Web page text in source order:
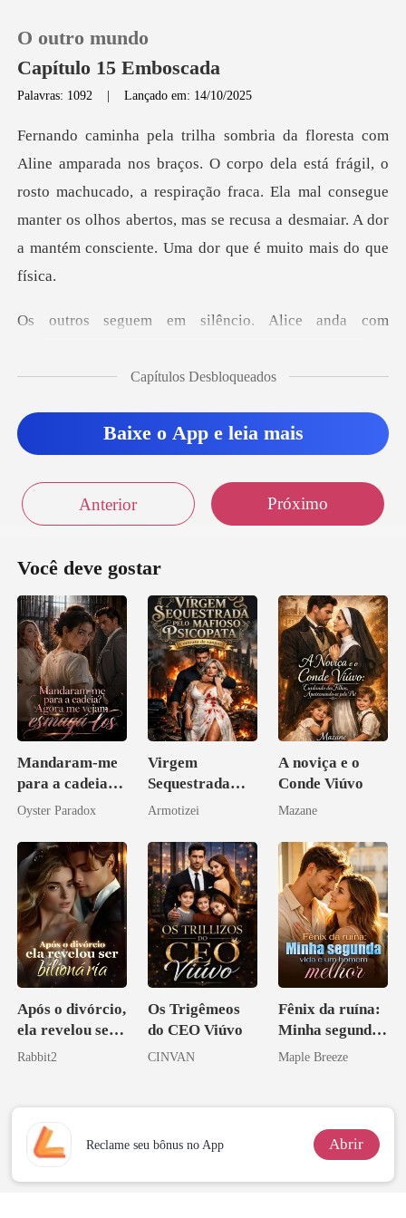
0
Loja
O outro mundo
Capítulo 15 Emboscada
Palavras: 1092 |Lançado em: 14/10/2025
está frágil, o
rosto machucado, a respiração fraca. Ela mal consegue
manter os olhos abertos,
êncio. Alice anda com
Capítulos Desbloqueados
Baixe o App e leia mais
Anterior Próximo
Você deve gostar
Mandaram-me
para a cadeia?
Agora me
los
Oyster Paradox
Virgem
Sequestrada
pelo Mafioso
CONTRATO
DE SANGUE
Armotizei
A noviça e o
Conde Viúvo
Mazane
Após o divórcio,
ela revelou ser
bilionária
Rabbit2
Os Trigêmeos
do CEO Viúvo
CINVAN
Fênix da ruína:
Minha segunda
vida e um
Maple Breeze
Reclame seu bônus no App Abrir